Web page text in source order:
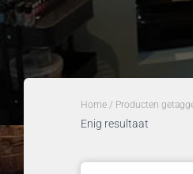
Home / Producten
Enig resultaat